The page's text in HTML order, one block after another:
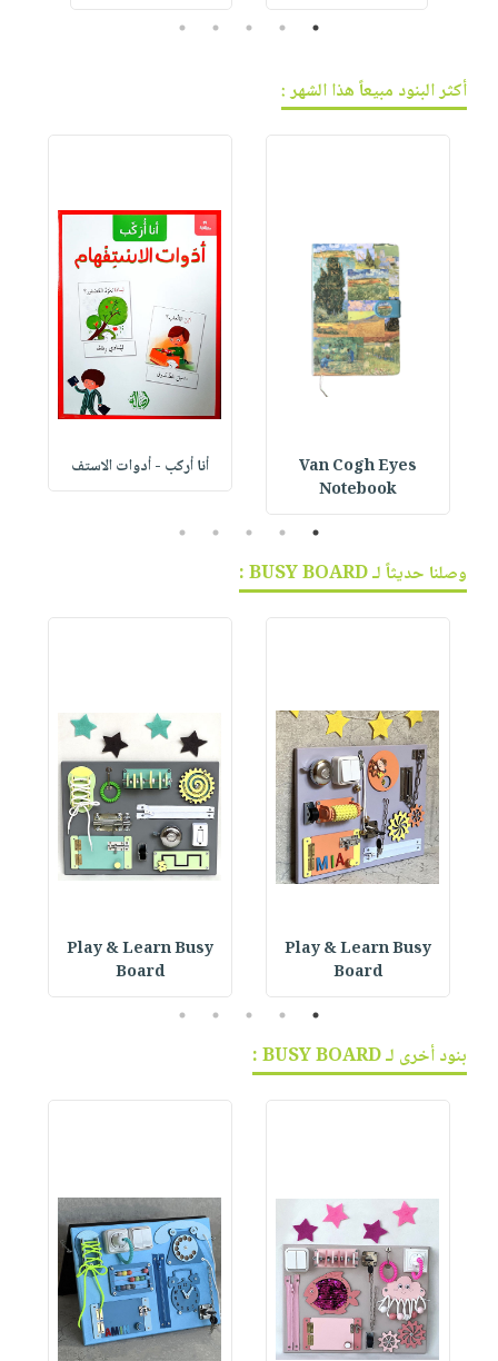
1
2
3
4
5
أكثر البنود مبيعاً هذا الشهر :
Van Cogh Eyes
Notebook
أنا أركب - أدوات الاستف
1
2
3
4
5
وصلنا حديثاً لـ BUSY BOARD :
Play & Learn Busy
Board
Play & Learn Busy
Board
1
2
3
4
5
بنود أخرى لـ BUSY BOARD :